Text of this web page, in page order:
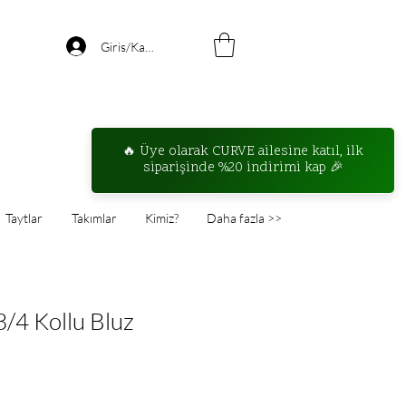
Giris/Kayıt
Taytlar Takımlar Kimiz? Daha fazla >>
4 Kollu Bluz